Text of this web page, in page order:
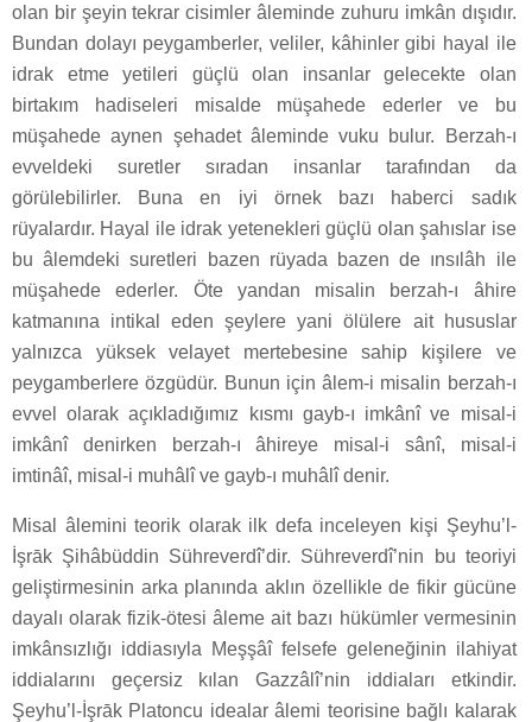
olan bir şeyin tekrar cisimler âleminde zuhuru imkân dışıdır.
Bundan dolayı peygamberler, veliler, kâhinler gibi hayal ile
idrak etme yetileri güçlü olan insanlar gelecekte olan
birtakım hadiseleri misalde müşahede ederler ve bu
müşahede aynen şehadet âleminde vuku bulur. Berzah-ı
evveldeki suretler sıradan insanlar tarafından da
görülebilirler. Buna en iyi örnek bazı haberci sadık
rüyalardır. Hayal ile idrak yetenekleri güçlü olan şahıslar ise
bu âlemdeki suretleri bazen rüyada bazen de ınsılâh ile
müşahede ederler. Öte yandan misalin berzah-ı âhire
katmanına intikal eden şeylere yani ölülere ait hususlar
yalnızca yüksek velayet mertebesine sahip kişilere ve
peygamberlere özgüdür. Bunun için âlem-i misalin berzah-ı
evvel olarak açıkladığımız kısmı gayb-ı imkânî ve misal-i
imkânî denirken berzah-ı âhireye misal-i sânî, misal-i
imtinâî, misal-i muhâlî ve gayb-ı muhâlî denir.
Misal âlemini teorik olarak ilk defa inceleyen kişi Şeyhu’l-
İşrāk Şihâbüddin Sühreverdî’dir. Sühreverdî’nin bu teoriyi
geliştirmesinin arka planında aklın özellikle de fikir gücüne
dayalı olarak fizik-ötesi âleme ait bazı hükümler vermesinin
imkânsızlığı iddiasıyla Meşşâî felsefe geleneğinin ilahiyat
iddialarını geçersiz kılan Gazzâlî’nin iddiaları etkindir.
Şeyhu’l-İşrāk Platoncu idealar âlemi teorisine bağlı kalarak